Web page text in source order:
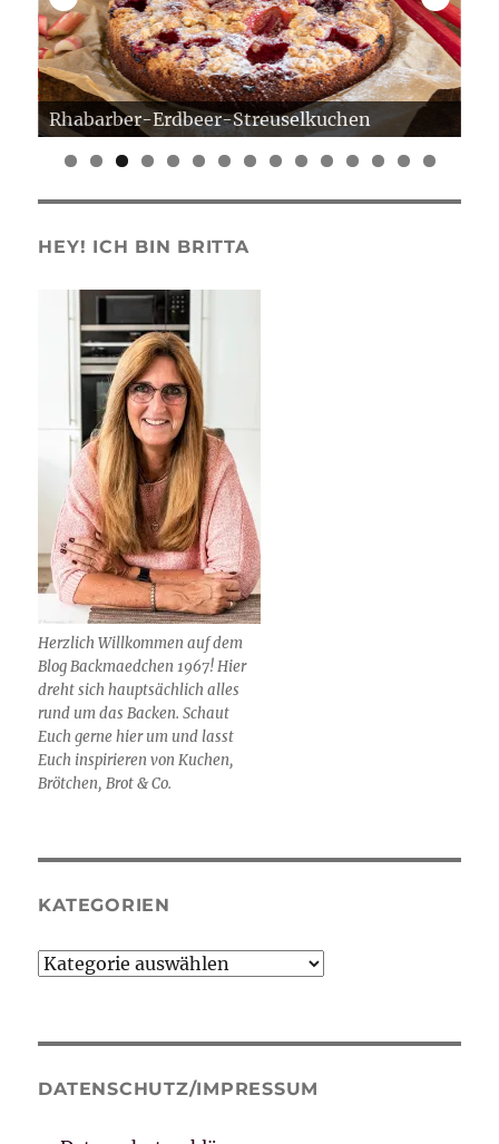
Rhabarber-Erdbeer-Streuselkuchen
0 1 2 3 4 5
HEY! ICH BIN BRITTA
Herzlich Willkommen auf dem
Blog Backmaedchen 1967! Hier
dreht sich hauptsächlich alles
rund um das Backen. Schaut
Euch gerne hier um und lasst
Euch inspirieren von Kuchen,
Brötchen, Brot & Co.
KATEGORIEN
Kategorien
DATENSCHUTZ/IMPRESSUM